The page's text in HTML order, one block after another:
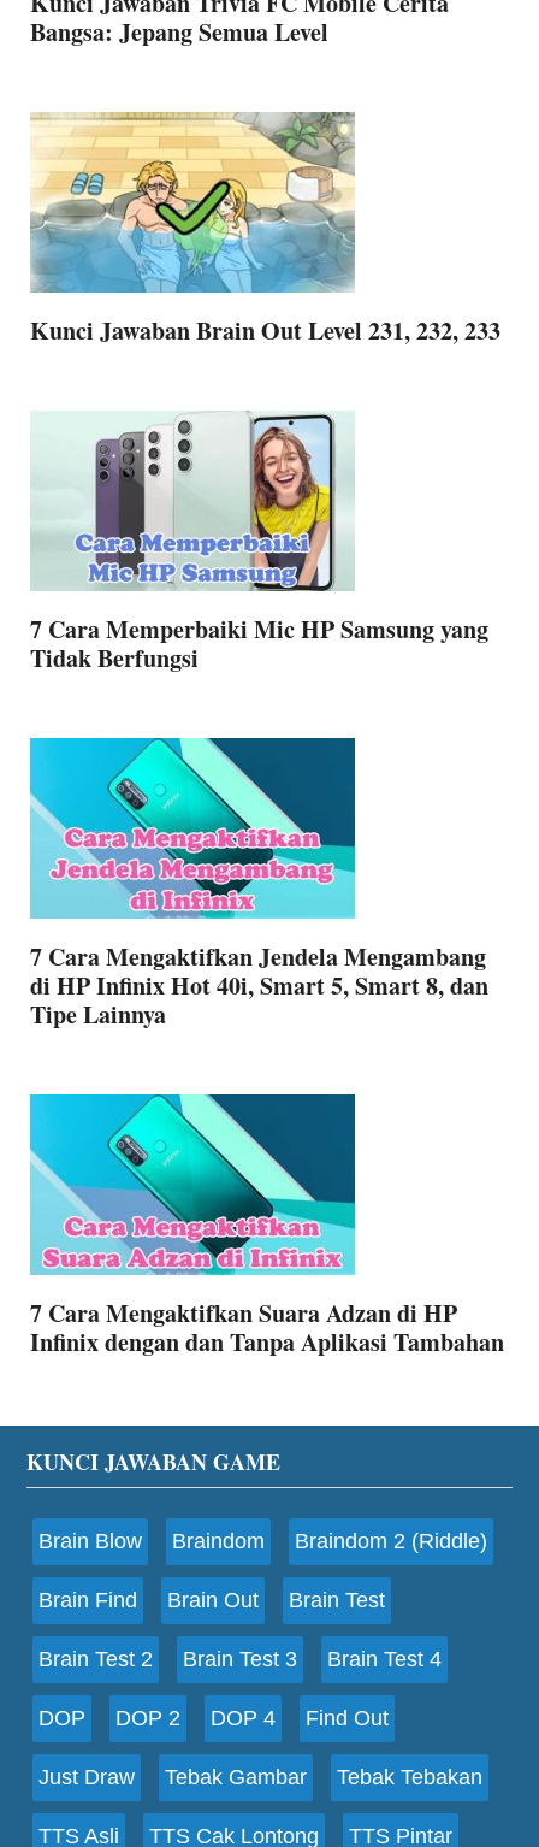
Bangsa: Jepang Semua Level
Kunci Jawaban Brain Out Level 231, 232, 233
7 Cara Memperbaiki Mic HP Samsung yang
Tidak Berfungsi
7 Cara Mengaktifkan Jendela Mengambang
di HP Infinix Hot 40i, Smart 5, Smart 8, dan
Tipe Lainnya
7 Cara Mengaktifkan Suara Adzan di HP
Infinix dengan dan Tanpa Aplikasi Tambahan
Footer
KUNCI JAWABAN GAME
Brain Blow Braindom Braindom 2 (Riddle)
Brain Find Brain Out Brain Test
Brain Test 2 Brain Test 3 Brain Test 4
DOP DOP 2 DOP 4 Find Out
Just Draw Tebak Gambar Tebak Tebakan
TTS Asli TTS Cak Lontong TTS Pintar